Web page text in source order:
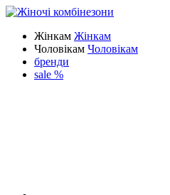
Жінкам Жінкам
Чоловікам Чоловікам
бренди
sale %